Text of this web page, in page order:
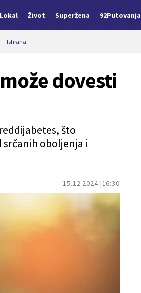
Lokal Život Superžena 92Putovanja
Ishrana
15.12.2024. 16:30
dovesti
što
srčanih oboljenja i